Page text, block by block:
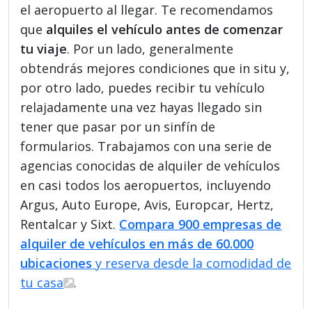
el aeropuerto al llegar. Te recomendamos
que alquiles el vehículo antes de comenzar
tu viaje. Por un lado, generalmente
obtendrás mejores condiciones que in situ y,
por otro lado, puedes recibir tu vehículo
relajadamente una vez hayas llegado sin
tener que pasar por un sinfín de
formularios. Trabajamos con una serie de
agencias conocidas de alquiler de vehículos
en casi todos los aeropuertos, incluyendo
Argus, Auto Europe, Avis, Europcar, Hertz,
Rentalcar y Sixt. Compara 900 empresas de
alquiler de vehículos en más de 60.000
ubicaciones y reserva desde la comodidad de
tu casa
.